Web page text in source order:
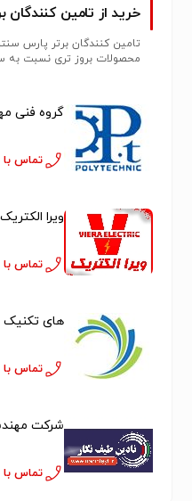
خرید از تامین کنندگان
تامین کنندگان برتر پارس
محصولات بروز تری نسبت به
گروه فنی
تماس با
ویرا الکتریک
تماس با
های تکنیک
تماس با
شرکت
تماس با